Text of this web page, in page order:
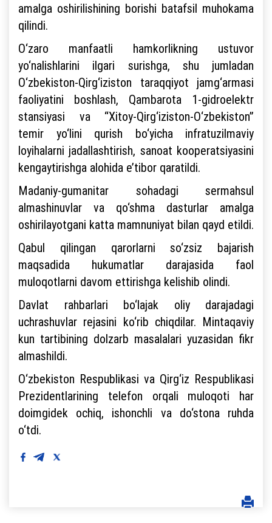
amalga oshirilishining borishi batafsil muhokama
qilindi.
O‘zaro manfaatli hamkorlikning ustuvor
yo‘nalishlarini ilgari surishga, shu jumladan
O‘zbekiston-Qirg‘iziston taraqqiyot jamg‘armasi
faoliyatini boshlash, Qambarota 1-gidroelektr
stansiyasi va “Xitoy-Qirg‘iziston-O‘zbekiston”
temir yo‘lini qurish bo‘yicha infratuzilmaviy
loyihalarni jadallashtirish, sanoat kooperatsiyasini
kengaytirishga alohida e’tibor qaratildi.
Madaniy-gumanitar sohadagi sermahsul
almashinuvlar va qo‘shma dasturlar amalga
oshirilayotgani katta mamnuniyat bilan qayd etildi.
Qabul qilingan qarorlarni so‘zsiz bajarish
maqsadida hukumatlar darajasida faol
muloqotlarni davom ettirishga kelishib olindi.
Davlat rahbarlari bo‘lajak oliy darajadagi
uchrashuvlar rejasini ko‘rib chiqdilar. Mintaqaviy
kun tartibining dolzarb masalalari yuzasidan fikr
almashildi.
O‘zbekiston Respublikasi va Qirg‘iz Respublikasi
Prezidentlarining telefon orqali muloqoti har
doimgidek ochiq, ishonchli va do‘stona ruhda
o‘tdi.